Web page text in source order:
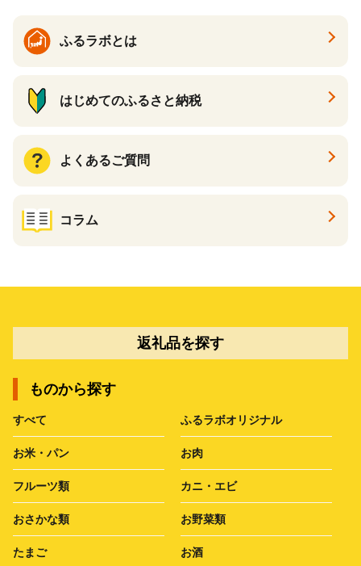
ふるラボとは
はじめてのふるさと納税
よくあるご質問
コラム
返礼品を探す
ものから探す
すべて ふるラボオリジナル
お米・パン お肉
フルーツ類 カニ・エビ
おさかな類 お野菜類
たまご お酒